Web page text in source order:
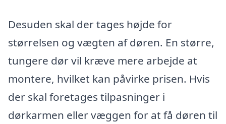
Desuden skal der tages højde for
størrelsen og vægten af døren. En større,
tungere dør vil kræve mere arbejde at
montere, hvilket kan påvirke prisen. Hvis
der skal foretages tilpasninger i
dørkarmen eller væggen for at få døren til